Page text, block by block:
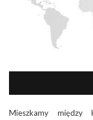
Mieszkamy między